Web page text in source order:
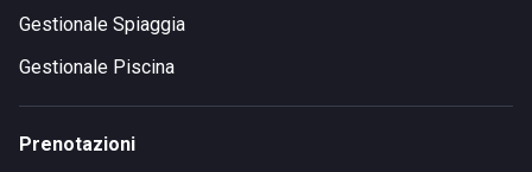
Gestionale Spiaggia
Gestionale Piscina
Prenotazioni